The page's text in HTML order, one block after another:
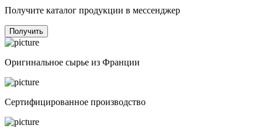
Получите каталог продукции в мессенджер
Получить
Оригинальное сырье из Франции
Сертифицированное производство